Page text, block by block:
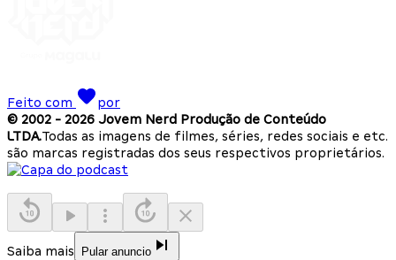
Feito com
por
© 2002 - 2026 Jovem Nerd Produção de Conteúdo
LTDA.Todas as imagens de filmes, séries, redes sociais e etc.
são marcas registradas dos seus respectivos proprietários.
Saiba mais Pular anuncio